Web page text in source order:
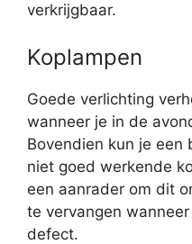
verkrijgbaar.
Koplampen
Goede verlichting
wanneer je in de
Bovendien kun je een
niet goed werkende
een aanrader om dit
te vervangen
defect.